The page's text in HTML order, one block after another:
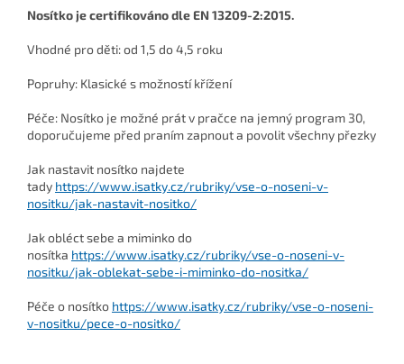
Nosítko je certifikováno dle EN 13209-2:2015.
Vhodné pro děti: od 1,5 do 4,5 roku
Popruhy: Klasické s možností křížení
Péče: Nosítko je možné prát v pračce na jemný program 30,
doporučujeme před praním zapnout a povolit všechny přezky
Jak nastavit nosítko najdete
tady https://www.isatky.cz/rubriky/vse-o-noseni-v-
nositku/jak-nastavit-nositko/
Jak obléct sebe a miminko do
nosítka https://www.isatky.cz/rubriky/vse-o-noseni-v-
nositku/jak-oblekat-sebe-i-miminko-do-nositka/
Péče o nosítko https://www.isatky.cz/rubriky/vse-o-noseni-
v-nositku/pece-o-nositko/